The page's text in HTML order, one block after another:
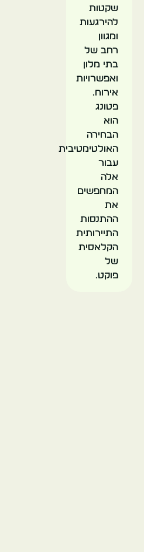
שקטות
להירגעות
ומגוון
רחב של
בתי מלון
ואפשרויות
אירוח.
פטונג
הוא
הבחירה
האולטימטיבית
עבור
אלה
המחפשים
את
ההתנסות
התיירותית
הקלאסית
של
פוקט.